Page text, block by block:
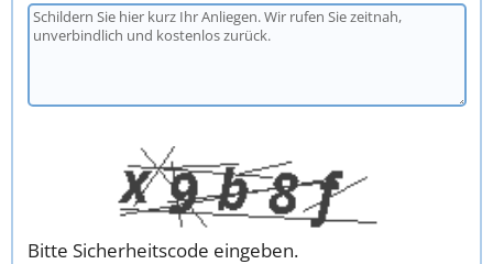
Bitte Sicherheitscode eingeben.